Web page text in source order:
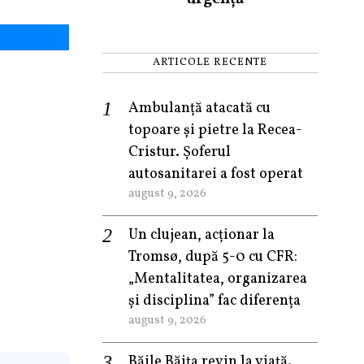
ARTICOLE RECENTE
Ambulanță atacată cu
topoare și pietre la Recea-
Cristur. Șoferul
autosanitarei a fost operat
august 9, 2026
Un clujean, acționar la
Tromsø, după 5-0 cu CFR:
„Mentalitatea, organizarea
și disciplina” fac diferența
august 9, 2026